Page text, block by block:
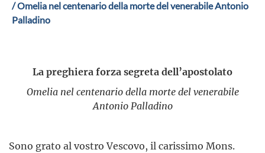
/ Omelia nel centenario della morte del venerabile Antonio
Palladino
La preghiera forza segreta dell’apostolato
Omelia nel centenario della morte del venerabile
Antonio Palladino
Sono grato al vostro Vescovo, il carissimo Mons.